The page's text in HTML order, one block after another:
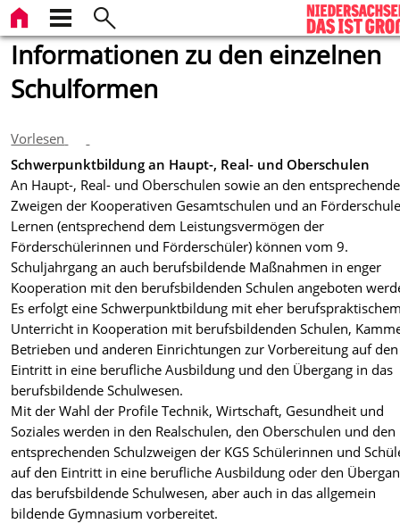
Informationen zu den einzelnen
Schulformen
Vorlesen
Schwerpunktbildung an Haupt-, Real- und Oberschulen
An Haupt-, Real- und Oberschulen sowie an den
Zweigen der Kooperativen Gesamtschulen und an
Lernen (entsprechend dem Leistungsvermögen der
Förderschülerinnen und Förderschüler) können vom 9.
Schuljahrgang an auch berufsbildende Maßnahmen in enger
Kooperation mit den berufsbildenden Schulen angeboten
Es erfolgt eine Schwerpunktbildung mit eher
Unterricht in Kooperation mit berufsbildenden Schulen,
Betrieben und anderen Einrichtungen zur Vorbereitung auf den
Eintritt in eine berufliche Ausbildung und den Übergang in das
berufsbildende Schulwesen.
Mit der Wahl der Profile Technik, Wirtschaft, Gesundheit und
Soziales werden in den Realschulen, den Oberschulen und den
entsprechenden Schulzweigen der KGS Schülerinnen und
auf den Eintritt in eine berufliche Ausbildung oder den
das berufsbildende Schulwesen, aber auch in das allgemein
bildende Gymnasium vorbereitet.